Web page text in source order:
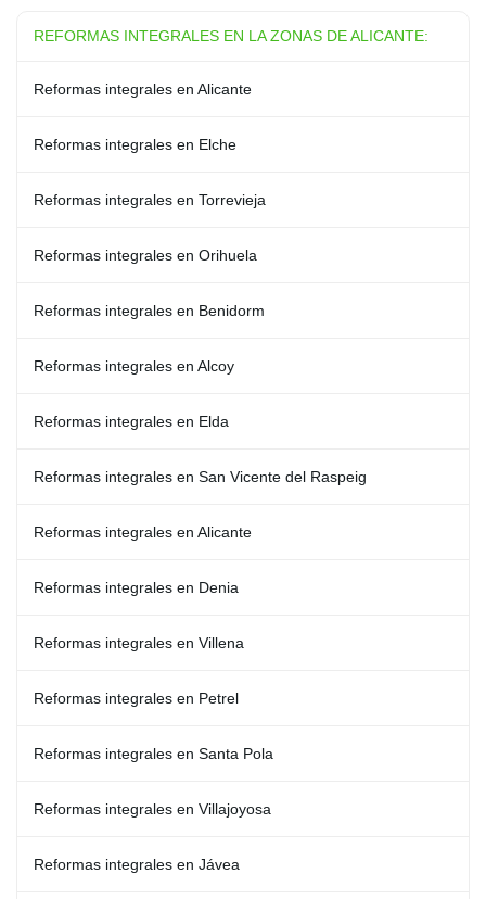
REFORMAS INTEGRALES EN LA ZONAS DE ALICANTE:
Reformas integrales en Alicante
Reformas integrales en Elche
Reformas integrales en Torrevieja
Reformas integrales en Orihuela
Reformas integrales en Benidorm
Reformas integrales en Alcoy
Reformas integrales en Elda
Reformas integrales en San Vicente del Raspeig
Reformas integrales en Alicante
Reformas integrales en Denia
Reformas integrales en Villena
Reformas integrales en Petrel
Reformas integrales en Santa Pola
Reformas integrales en Villajoyosa
Reformas integrales en Jávea